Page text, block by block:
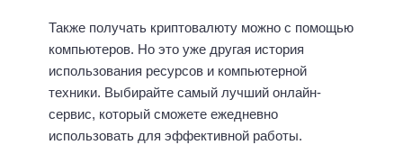
Также получать криптовалюту можно с помощью
компьютеров. Но это уже другая история
использования ресурсов и компьютерной
техники. Выбирайте самый лучший онлайн-
сервис, который сможете ежедневно
использовать для эффективной работы.